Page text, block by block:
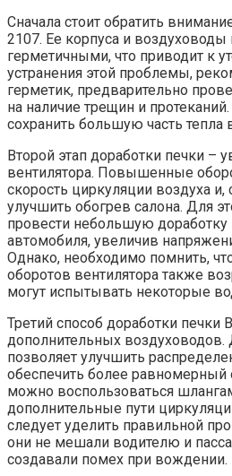
Сначала стоит обратить
2107. Ее корпуса и воздуховоды
герметичными, что приводит к
устранения этой проблемы,
герметик, предварительно
на наличие трещин и
сохранить большую часть тепла
Второй этап доработки печки –
вентилятора. Повышенные
скорость циркуляции воздуха и,
улучшить обогрев салона. Для
провести небольшую доработку
автомобиля, увеличив
Однако, необходимо помнить,
оборотов вентилятора также
могут испытывать некоторые
Третий способ доработки печки
дополнительных
позволяет улучшить
обеспечить более равномерный
можно воспользоваться
дополнительные пути
следует уделить правильной
они не мешали водителю и
создавали помех при вождении.